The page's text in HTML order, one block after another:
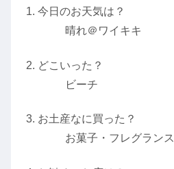
今日のお天気は？
晴れ＠ワイキキ
どこいった？
ビーチ
お土産なに買った？
お菓子・フレグランス